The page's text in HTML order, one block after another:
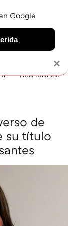
SNEAKERS
New Balance
de
su título
×
Google